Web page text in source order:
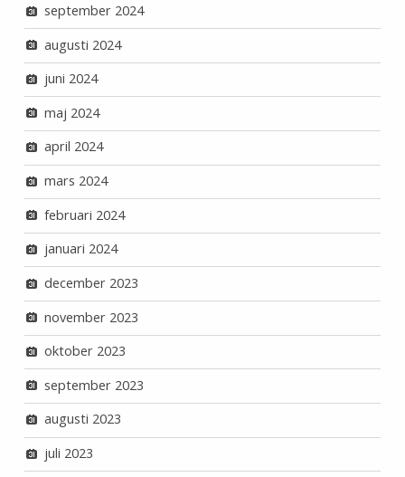
september 2024
augusti 2024
juni 2024
maj 2024
april 2024
mars 2024
februari 2024
januari 2024
december 2023
november 2023
oktober 2023
september 2023
augusti 2023
juli 2023